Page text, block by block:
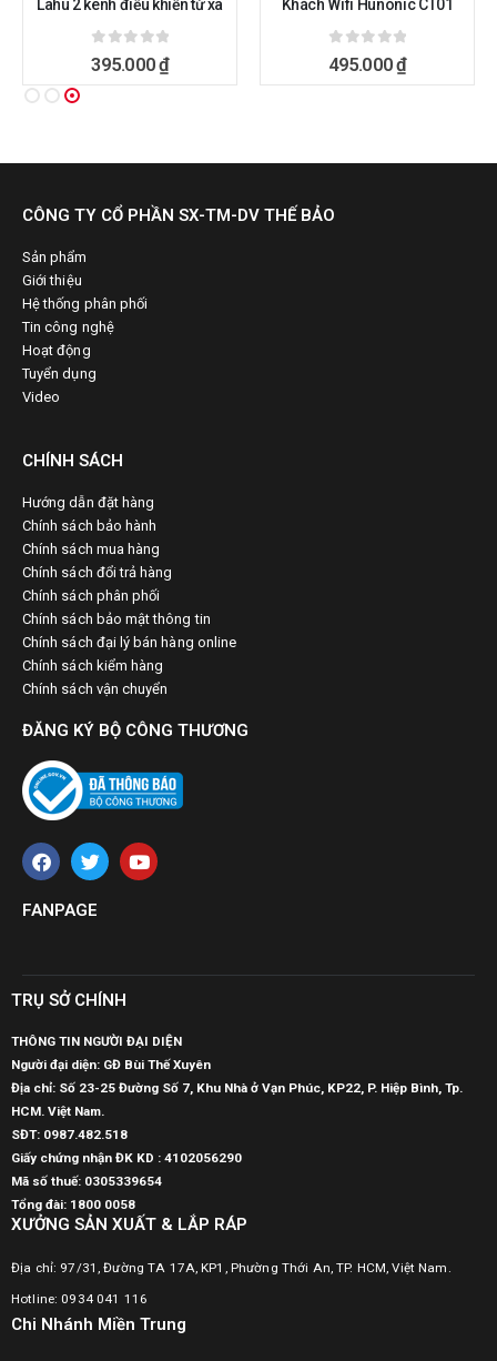
Lahu 2 kênh điều khiển từ xa
0ngoài 5
395.000₫
Khách Wifi Hunonic CT01
0ngoài 5
495.000₫
CÔNG TY CỔ PHẦN SX-TM-DV THẾ BẢO
Sản phẩm
Giới thiệu
Hệ thống phân phối
Tin công nghệ
Hoạt động
Tuyển dụng
Video
CHÍNH SÁCH
Hướng dẫn đặt hàng
Chính sách bảo hành
Chính sách mua hàng
Chính sách đổi trả hàng
Chính sách phân phối
Chính sách bảo mật thông tin
Chính sách đại lý bán hàng online
Chính sách kiểm hàng
Chính sách vận chuyển
ĐĂNG KÝ BỘ CÔNG THƯƠNG
FANPAGE
TRỤ SỞ CHÍNH
THÔNG TIN NGƯỜI ĐẠI DIỆN
Người đại diện: GĐ Bùi Thế Xuyên
Địa chỉ: Số 23-25 Đường Số 7, Khu Nhà ở Vạn Phúc, KP22, P. Hiệp Bình, Tp.
HCM. Việt Nam.
SĐT: 0987.482.518
Giấy chứng nhận ĐK KD : 4102056290
Mã số thuế: 0305339654
Tổng đài: 1800 0058
XƯỞNG SẢN XUẤT & LẮP RÁP
Địa chỉ: 97/31, Đường TA 17A, KP1, Phường Thới An, TP. HCM, Việt Nam.
Hotline: 0934 041 116
Chi Nhánh Miền Trung